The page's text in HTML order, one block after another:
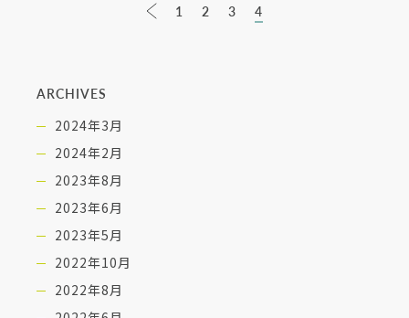
1 2 3 4
ARCHIVES
2024年3月
2024年2月
2023年8月
2023年6月
2023年5月
2022年10月
2022年8月